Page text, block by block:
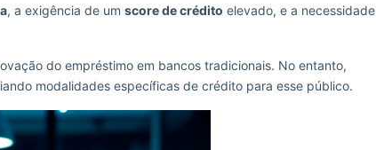
, a exigência de um score de crédito elevado, e a necessidade
do empréstimo em bancos tradicionais. No entanto,
modalidades específicas de crédito para esse público.